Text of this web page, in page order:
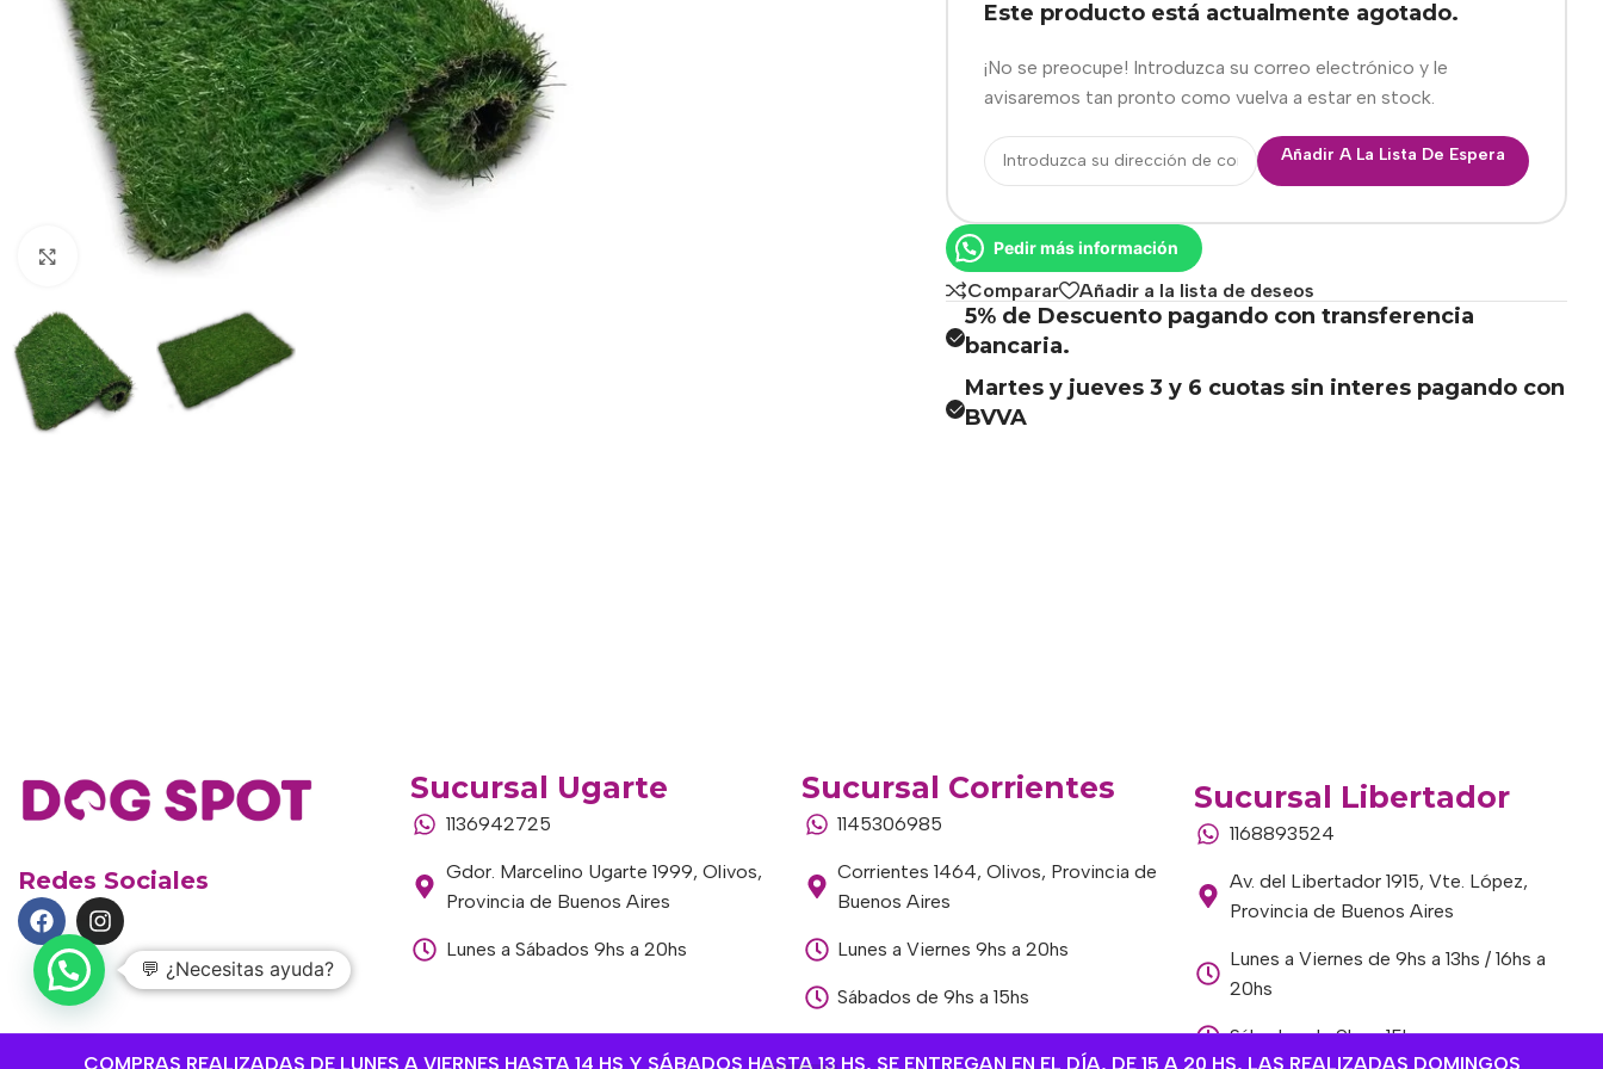
COMPRAS REALIZADAS DE LUNES A VIERNES HASTA 14 HS Y SÁBADOS HASTA 13 HS, SE ENTREGAN EN EL DÍA, DE 15 A 20 HS, LAS REALIZADAS DOMINGOS
Haga clic para ampliar
Este producto está actualmente agotado.
¡No se preocupe! Introduzca su correo electrónico y le
avisaremos tan pronto como vuelva a estar en stock.
Añadir A La Lista De Espera
Pedir más información
Comparar Añadir a la lista de deseos
5% de Descuento pagando con transferencia
bancaria.
Martes y jueves 3 y 6 cuotas sin interes pagando con
BVVA
Redes Sociales
Sucursal Ugarte
1136942725
Gdor. Marcelino Ugarte 1999, Olivos,
Provincia de Buenos Aires
Lunes a Sábados 9hs a 20hs
Sucursal Corrientes
1145306985
Corrientes 1464, Olivos, Provincia de
Buenos Aires
Lunes a Viernes 9hs a 20hs
Sábados de 9hs a 15hs
Sucursal Libertador
1168893524
Av. del Libertador 1915, Vte. López,
Provincia de Buenos Aires
Lunes a Viernes de 9hs a 13hs / 16hs a
20hs
Sábados de 9hs a 15hs
💬 ¿Necesitas ayuda?